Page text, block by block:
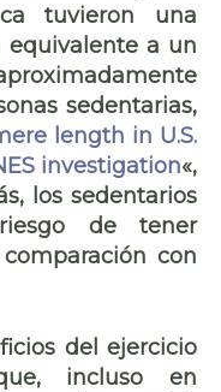
tuvieron una
a un
sedentarias,
length in U.S.
investigation«,
los sedentarios
de tener
con
del ejercicio
incluso en